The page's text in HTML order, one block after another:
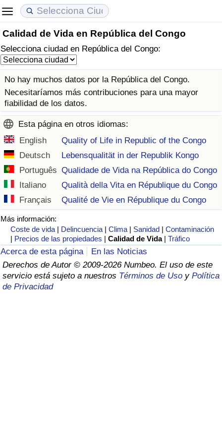
Calidad de Vida en República del Congo
Selecciona ciudad en República del Congo:
No hay muchos datos por la República del Congo.
Necesitaríamos más contribuciones para una mayor
fiabilidad de los datos.
Esta página en otros idiomas:
English
Quality of Life in Republic of the Congo
Deutsch
Lebensqualität in der Republik Kongo
Português Qualidade de Vida na República do Congo
Italiano
Qualità della Vita en République du Congo
Français
Qualité de Vie en République du Congo
Más información:
Coste de vida | Delincuencia |Clima | Sanidad |Contaminación
| Precios de las propiedades |Calidad de Vida |Tráfico
Acerca de esta página
En las Noticias
Derechos de Autor © 2009-2026 Numbeo. El uso de este
servicio está sujeto a nuestros Términos de Uso y Política
de Privacidad
Coste de vida
Índice de Costo de Vida (Actual)
Índice de Costo de Vida
Índice de costo de vida por país
en aqaba
Precios de las propiedades
Índice de Precios de Inmuebles (Actual)
Índice de Precios de Inmuebles
Índice de Precios de Inmuebles por País
Calidad de Vida
Índice de Calidad de Vida
Índice de Calidad de Vida (Actual)
Índice de calidad de vida por país
Delincuencia
Calificación del Índice de Criminalidad
(Actual)
Índice de Criminalidad
Índice de criminalidad por país
Sanidad
Índice de Sanidad (Actual)